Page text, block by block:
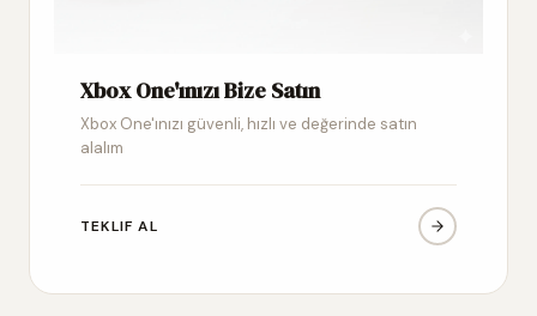
Xbox One'ınızı Bize Satın
Xbox One'ınızı güvenli, hızlı ve değerinde satın
alalım
TEKLIF AL